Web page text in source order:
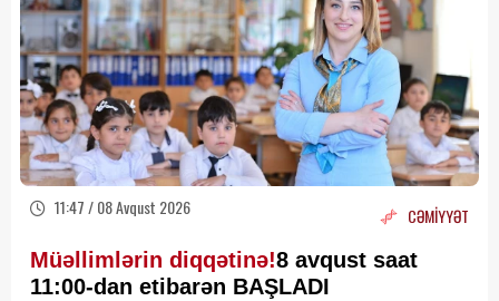
11:47 / 08 Avqust 2026 CƏMİYYƏT
Müəllimlərin diqqətinə!8 avqust saat
11:00-dan etibarən BAŞLADI